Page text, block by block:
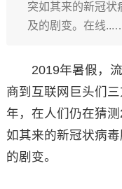
突如其来的新冠状
及的剧变。在线
2019年暑假，流
商到互联网巨头们
年，在人们仍在猜
如其来的新冠状病
的剧变。